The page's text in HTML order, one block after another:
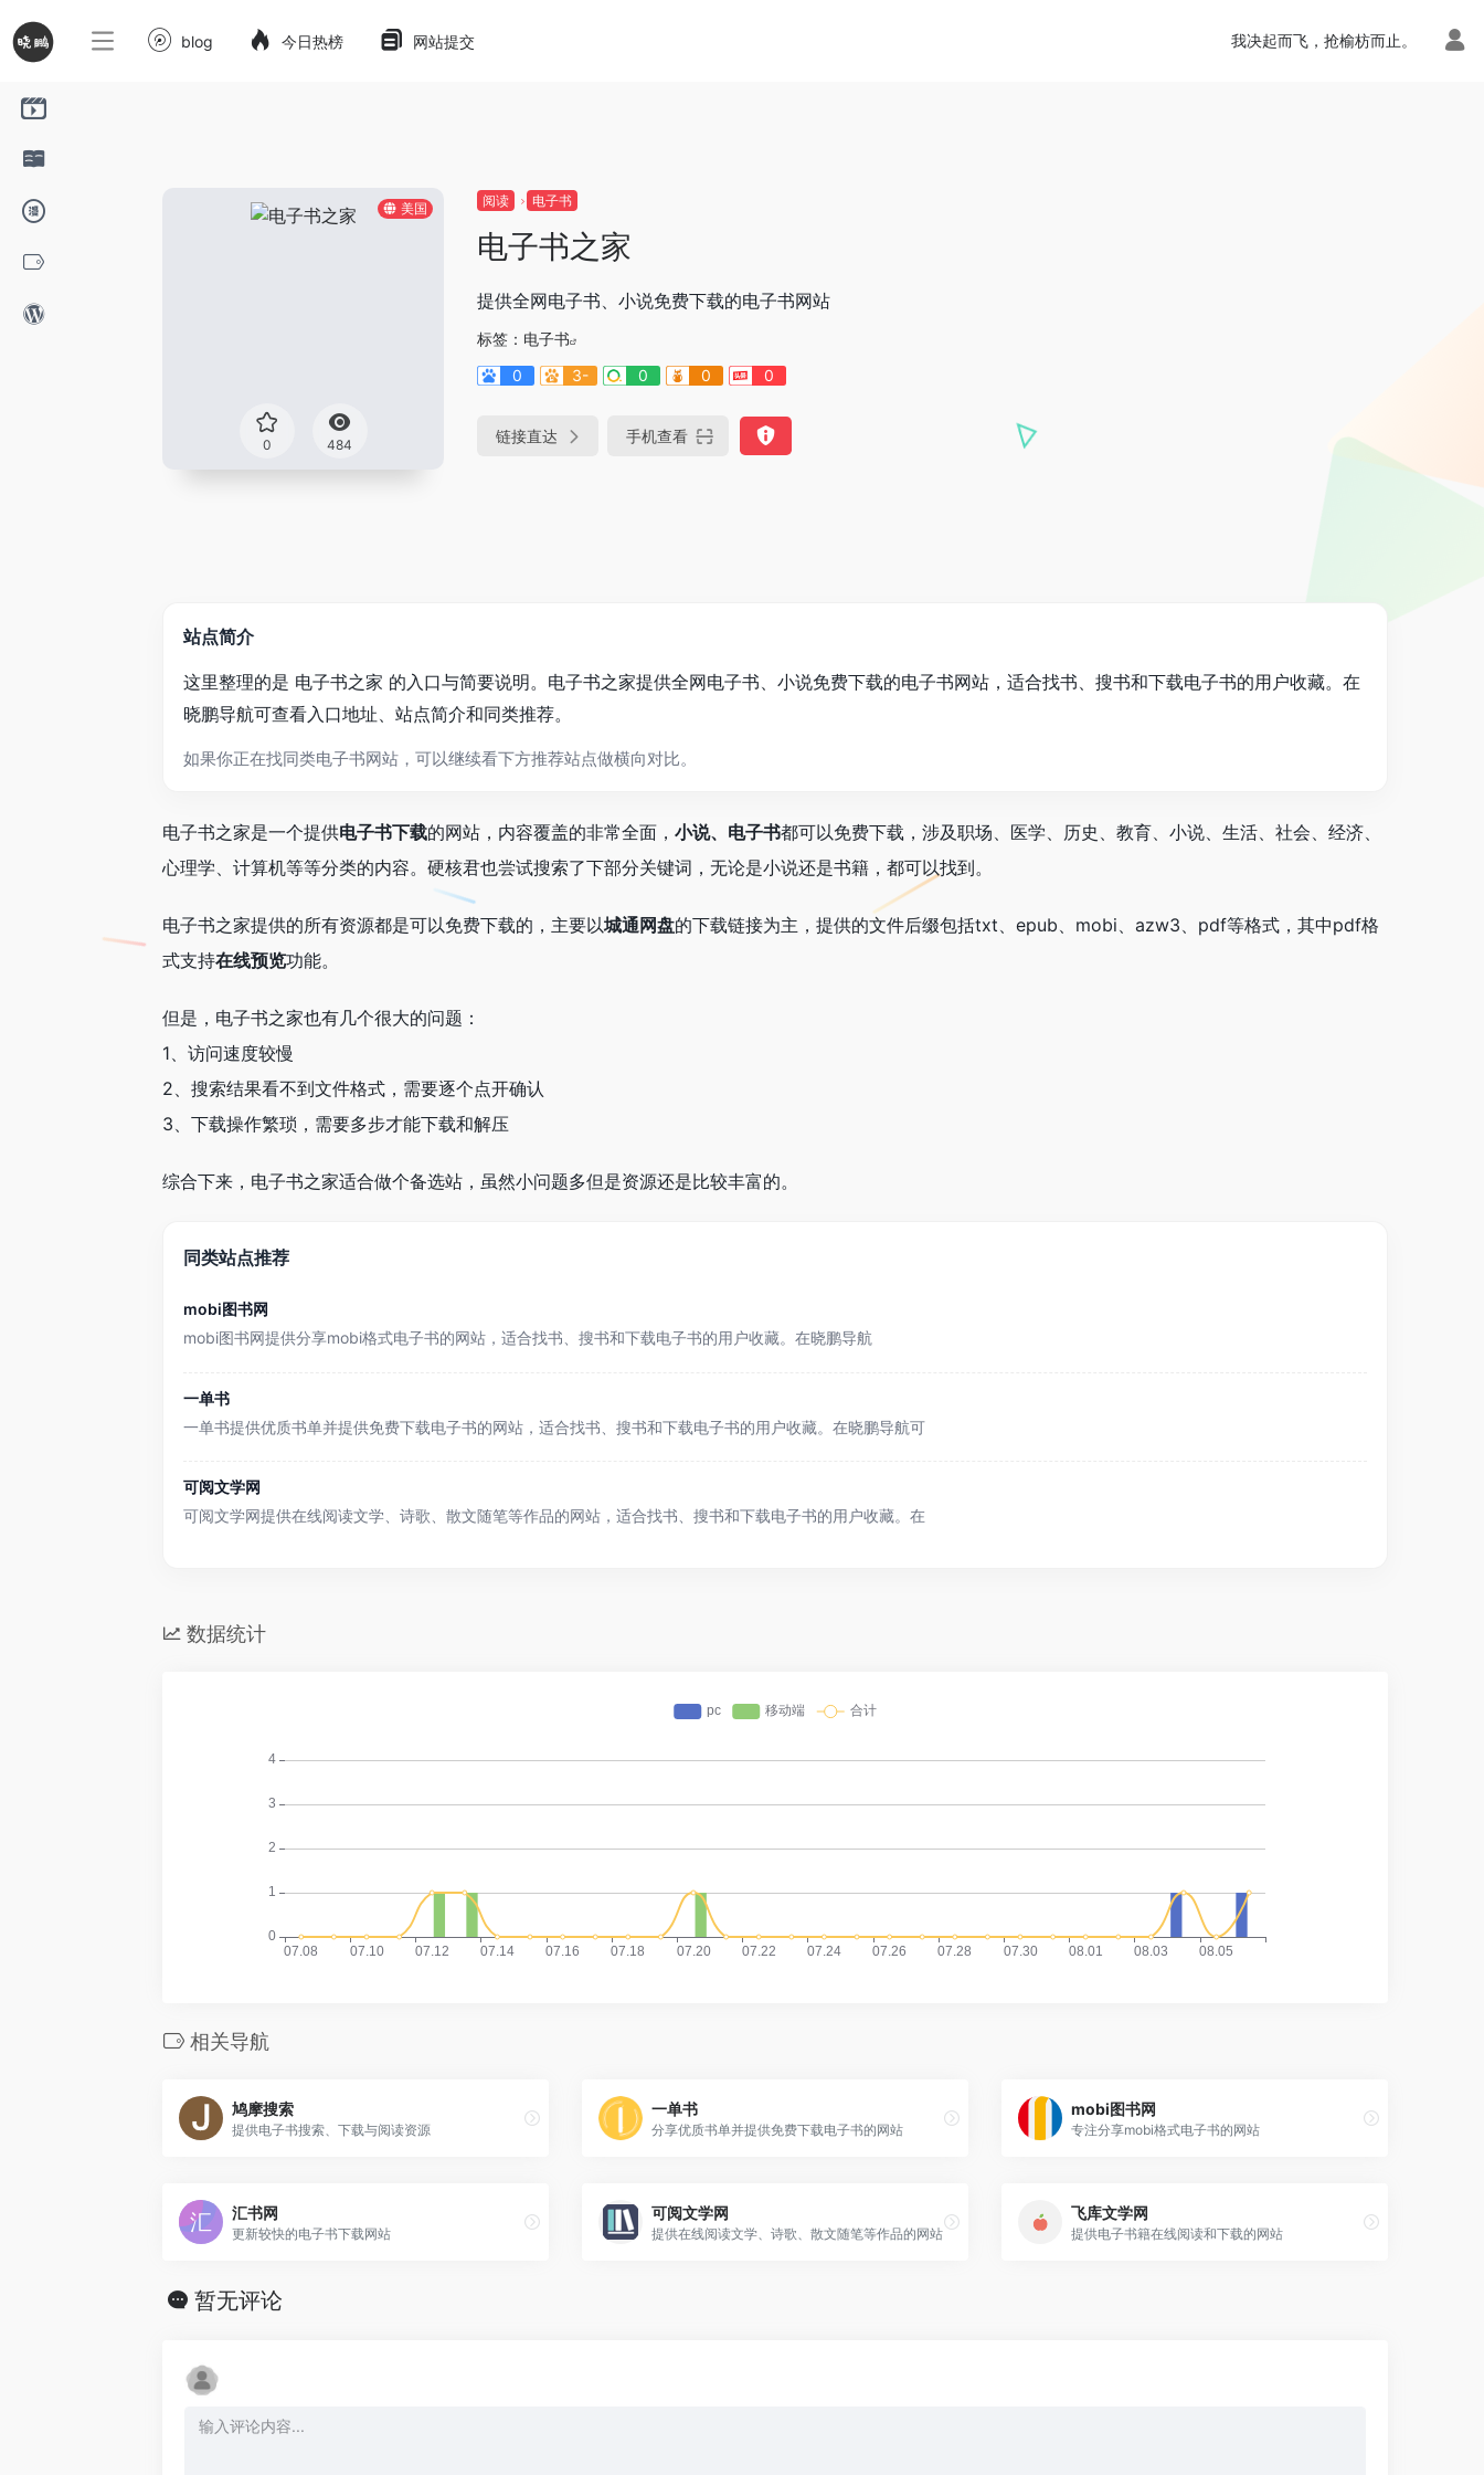
blog 今日热榜 网站提交 我决起而飞，抢榆枋而止。
美国
0 484
阅读 电子书
电子书之家
提供全网电子书、小说免费下载的电子书网站
标签： 电子书
0
3- 0 0 0
链接直达 手机查看
站点简介
这里整理的是 电子书之家 的入口与简要说明。电子书之家提供全网电子书、小说免费下载的电子书网站，适合找书、搜书和下载电子书的用户收藏。在
晓鹏导航可查看入口地址、站点简介和同类推荐。
如果你正在找同类电子书网站，可以继续看下方推荐站点做横向对比。
电子书之家是一个提供电子书下载的网站，内容覆盖的非常全面， 小说、电子书都可以免费下载，涉及职场、医学、历史、教育、小说、生活、社会、经济、
心理学、计算机等等分类的内容。硬核君也尝试搜索了下部分关键词，无论是小说还是书籍，都可以找到。
电子书之家提供的所有资源都是可以免费下载的，主要以城通网盘的下载链接为主，提供的文件后缀包括txt、epub、mobi、azw3、pdf等格式，其中pdf格
式支持在线预览功能。
但是，电子书之家也有几个很大的问题：
1、访问速度较慢
2、搜索结果看不到文件格式，需要逐个点开确认
3、下载操作繁琐，需要多步才能下载和解压
综合下来，电子书之家适合做个备选站，虽然小问题多但是资源还是比较丰富的。
同类站点推荐
mobi图书网
mobi图书网提供分享mobi格式电子书的网站，适合找书、搜书和下载电子书的用户收藏。在晓鹏导航
一单书
一单书提供优质书单并提供免费下载电子书的网站，适合找书、搜书和下载电子书的用户收藏。在晓鹏导航可
可阅文学网
可阅文学网提供在线阅读文学、诗歌、散文随笔等作品的网站，适合找书、搜书和下载电子书的用户收藏。在
数据统计
相关导航
鸠摩搜索
提供电子书搜索、下载与阅读资源
一单书
分享优质书单并提供免费下载电子书的网站
mobi图书网
专注分享mobi格式电子书的网站
汇书网
更新较快的电子书下载网站
可阅文学网
提供在线阅读文学、诗歌、散文随笔等作品的网站
飞库文学网
提供电子书籍在线阅读和下载的网站
暂无评论